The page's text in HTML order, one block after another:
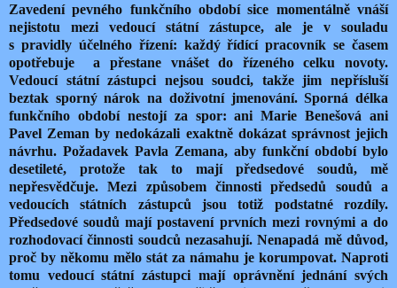
Zavedení pevného funkčního období sice momentálně vnáší
nejistotu mezi vedoucí státní zástupce, ale je v souladu
s pravidly účelného řízení: každý řídící pracovník se časem
opotřebuje
a přestane vnášet do řízeného celku novoty.
Vedoucí státní zástupci nejsou soudci, takže jim nepřísluší
beztak sporný nárok na doživotní jmenování. Sporná délka
funkčního období nestojí za spor: ani Marie Benešová ani
Pavel Zeman by nedokázali exaktně dokázat správnost jejich
návrhu. Požadavek Pavla Zemana, aby funkční období bylo
desetileté, protože tak to mají předsedové soudů, mě
nepřesvědčuje. Mezi způsobem činnosti předsedů soudů a
vedoucích státních zástupců jsou totiž podstatné rozdíly.
Předsedové soudů mají postavení prvních mezi rovnými a do
rozhodovací činnosti soudců nezasahují. Nenapadá mě důvod,
proč by někomu mělo stát za námahu je korumpovat. Naproti
tomu vedoucí státní zástupci mají oprávnění jednání svých